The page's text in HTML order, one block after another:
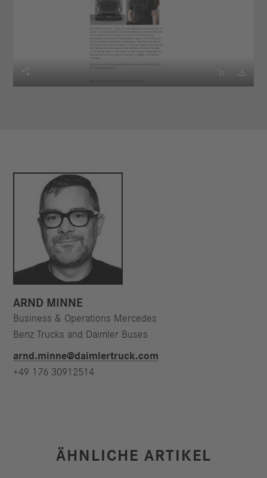
  
ARND MINNE
Business & Operations Mercedes
Benz Trucks and Daimler Buses
arnd.minne@daimlertruck.com
+49 176 30912514
ÄHNLICHE ARTIKEL